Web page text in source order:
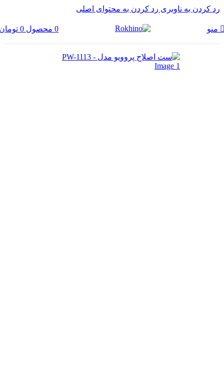
رد کردن به ناوبری رد کردن به محتوای اصلی
منو 0 محصول 0